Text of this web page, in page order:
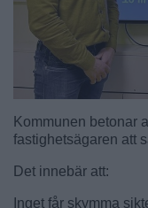
Kommunen betonar
fastighetsägaren att
Det innebär att:
Inget får skymma